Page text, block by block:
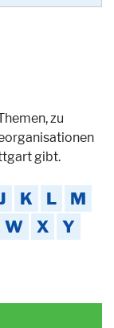
zu
gibt.
K L
M
W X
Y